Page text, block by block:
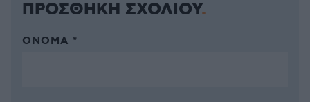
ΠΡΟΣΘΗΚΗ ΣΧΟΛΙΟΥ
ΌΝΟΜΑ *